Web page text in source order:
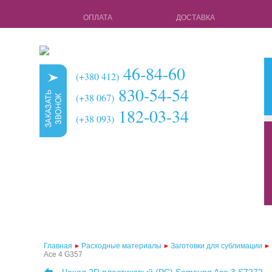
ОПЛАТА ДОСТАВКА
(+380 412) 46-84-60
(+38 067) 830-54-54
(+38 093) 182-03-34
чехлы для
Главная Расходные материалы Заготовки для сублимации
Ace 4 G357